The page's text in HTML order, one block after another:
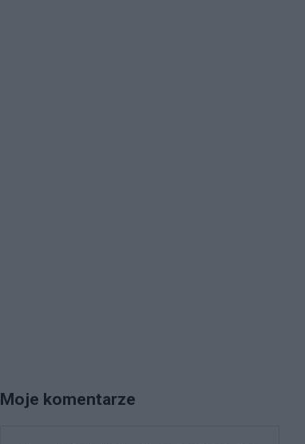
Moje komentarze